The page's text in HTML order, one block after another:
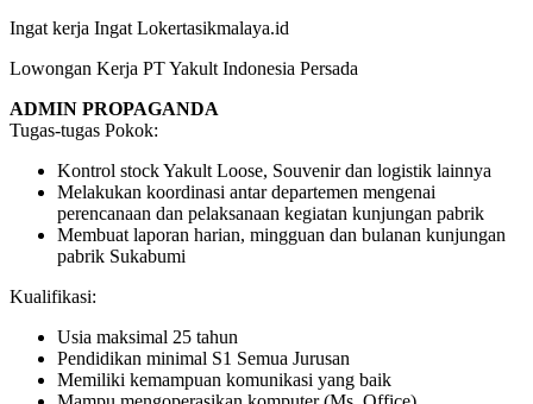
Ingat kerja Ingat Lokertasikmalaya.id
Lowongan Kerja PT Yakult Indonesia Persada
ADMIN PROPAGANDA
Tugas-tugas Pokok:
Kontrol stock Yakult Loose, Souvenir dan logistik lainnya
Melakukan koordinasi antar departemen mengenai
perencanaan dan pelaksanaan kegiatan kunjungan pabrik
Membuat laporan harian, mingguan dan bulanan kunjungan
pabrik Sukabumi
Kualifikasi:
Usia maksimal 25 tahun
Pendidikan minimal S1 Semua Jurusan
Memiliki kemampuan komunikasi yang baik